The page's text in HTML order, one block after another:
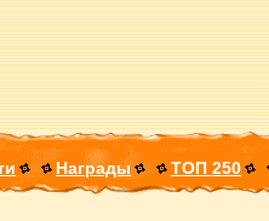
Награды ТОП 250